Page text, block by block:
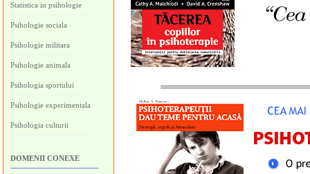
Statistica in psihologie
Psihologie sociala
Psihologie militara
Psihologie animala
Psihologia sportului
Psihologie experimentala
Psihologia culturii
DOMENII CONEXE